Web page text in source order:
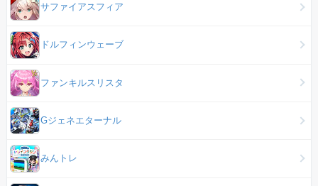
サファイアスフィア
ドルフィンウェーブ
ファンキルスリスタ
Gジェネエターナル
みんトレ